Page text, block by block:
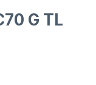
G TL